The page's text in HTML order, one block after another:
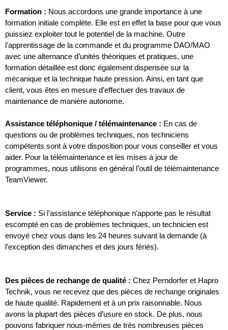
Formation : Nous accordons une grande importance à une
formation initiale complète. Elle est en effet la base pour que vous
puissiez exploiter tout le potentiel de la machine. Outre
l’apprentissage de la commande et du programme DAO/MAO
avec une alternance d’unités théoriques et pratiques, une
formation détaillée est donc également dispensée sur la
mécanique et la technique haute pression. Ainsi, en tant que
client, vous êtes en mesure d’effectuer des travaux de
maintenance de manière autonome.
Assistance téléphonique / télémaintenance : En cas de
questions ou de problèmes techniques, nos techniciens
compétents sont à votre disposition pour vous conseiller et vous
aider. Pour la télémaintenance et les mises à jour de
programmes, nous utilisons en général l’outil de télémaintenance
TeamViewer.
Service : Si l’assistance téléphonique n’apporte pas le résultat
escompté en cas de problèmes techniques, un technicien est
envoyé chez vous dans les 24 heures suivant la demande (à
l’exception des dimanches et des jours fériés).
Des pièces de rechange de qualité : Chez Perndorfer et Hapro
Technik, vous ne recevez que des pièces de rechange originales
de haute qualité. Rapidement et à un prix raisonnable. Nous
avons la plupart des pièces d’usure en stock. De plus, nous
pouvons fabriquer nous-mêmes de très nombreuses pièces